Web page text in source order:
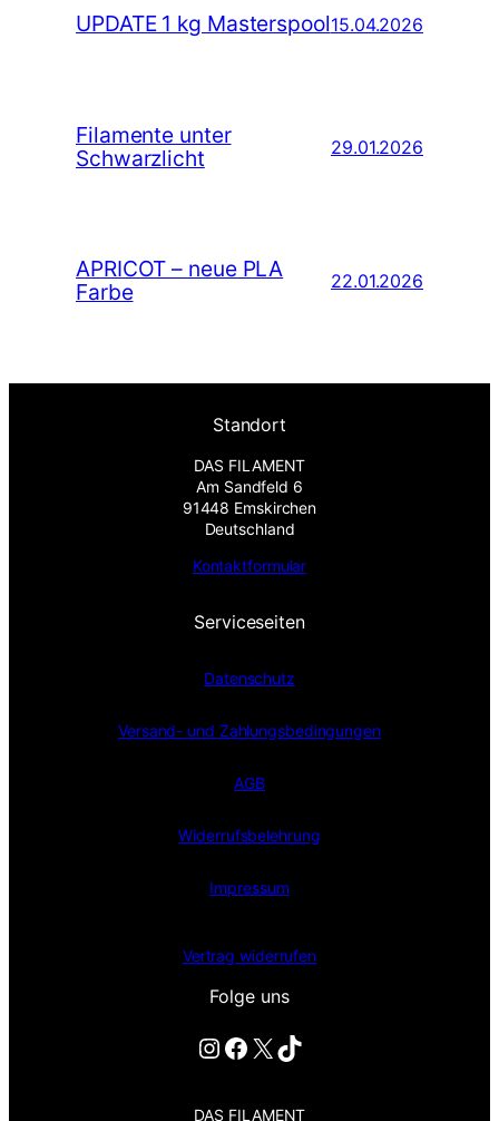
UPDATE 1 kg Masterspool15.04.2026
Filamente unter
Schwarzlicht
29.01.2026
APRICOT – neue PLA
Farbe
22.01.2026
Standort
DAS FILAMENT
Am Sandfeld 6
91448 Emskirchen
Deutschland
Kontaktformular
Serviceseiten
Datenschutz
Versand- und Zahlungsbedingungen
AGB
Widerrufsbelehrung
Impressum
Vertrag widerrufen
Folge uns
Instagram Facebook X TikTok
DAS FILAMENT